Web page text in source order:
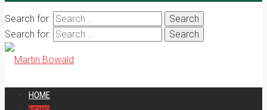
Search for:
Search for:
HOME